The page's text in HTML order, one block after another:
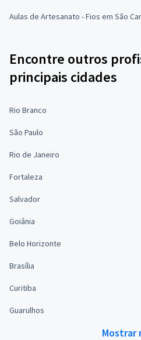
Aulas de Artesanato - Fios em São
Encontre outros
principais cidades
Rio Branco
São Paulo
Rio de Janeiro
Fortaleza
Salvador
Goiânia
Belo Horizonte
Brasília
Curitiba
Guarulhos
Mostrar